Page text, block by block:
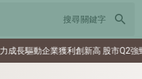
search
業獲利創新高 股市Q2強勁反彈